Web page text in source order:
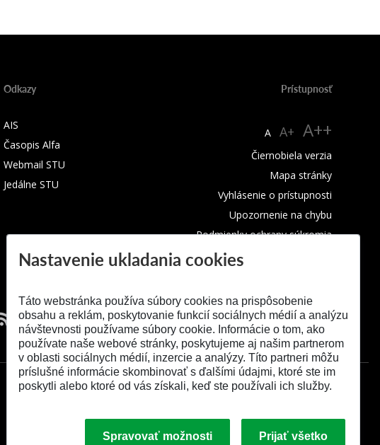
Odkazy
AIS
Časopis Alfa
Webmail STU
Jedálne STU
Prístupnosť
A A+ A++
Čiernobiela verzia
Mapa stránky
Vyhlásenie o prístupnosti
Upozornenie na chybu
Podmienky ochrany súkromia
Nastavenie ukladania cookies
Táto webstránka používa súbory cookies na prispôsobenie
obsahu a reklám, poskytovanie funkcií sociálnych médií a analýzu
návštevnosti používame súbory cookie. Informácie o tom, ako
používate naše webové stránky, poskytujeme aj našim partnerom
v oblasti sociálnych médií, inzercie a analýzy. Títo partneri môžu
príslušné informácie skombinovať s ďalšími údajmi, ktoré ste im
poskytli alebo ktoré od vás získali, keď ste používali ich služby.
Spravovať možnosti Prijať všetko